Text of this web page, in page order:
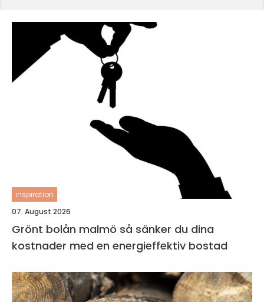
inspiration
07. August 2026
Grönt bolån malmö så sänker du dina
kostnader med en energieffektiv bostad